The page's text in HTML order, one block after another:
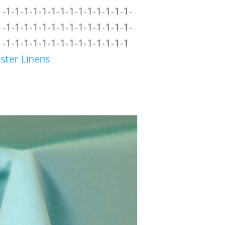
1-1-1-1-1-1-1-1-1-1-1-1-1-1-
1-1-1-1-1-1-1-1-1-1-1-1-1-1-
1-1-1-1-1-1-1-1-1-1-1-1-1
Linens